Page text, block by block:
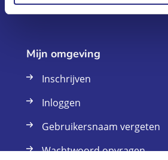
Mijn omgeving
Inschrijven
Inloggen
Gebruikersnaam vergeten
Wachtwoord opvragen